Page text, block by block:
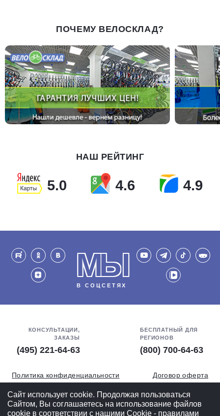
ПОЧЕМУ ВЕЛОСКЛАД?
НАШ РЕЙТИНГ
5.0 4.6 4.9
МЫ
В СОЦСЕТЯХ
КОНСУЛЬТАЦИИ,
ЗАКАЗЫ
(495) 221-64-63
БЕСПЛАТНЫЙ ДЛЯ
РЕГИОНОВ
(800) 700-64-63
Политика конфиденциальности
Договор оферта
Обработка персональных данных
СОУТ
Сайт использует cookie. Продолжая пользоваться
Сайтом, Вы соглашаетесь на использование файлов
cookie в соответствии с нашими Cookiе - правилами